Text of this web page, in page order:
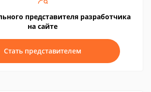
представителя разработчика
на сайте
Стать представителем